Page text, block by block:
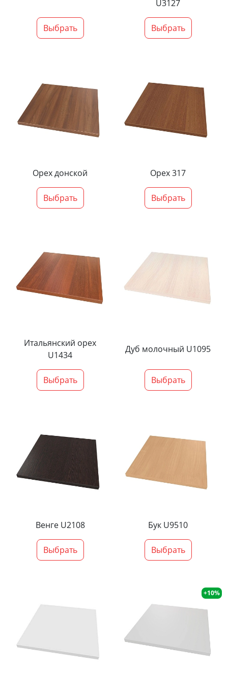
Выбрать
U3127
Выбрать
Орех донской
Выбрать
Орех 317
Выбрать
Итальянский орех
U1434
Выбрать
Дуб молочный U1095
Выбрать
Венге U2108
Выбрать
Бук U9510
Выбрать
+10%